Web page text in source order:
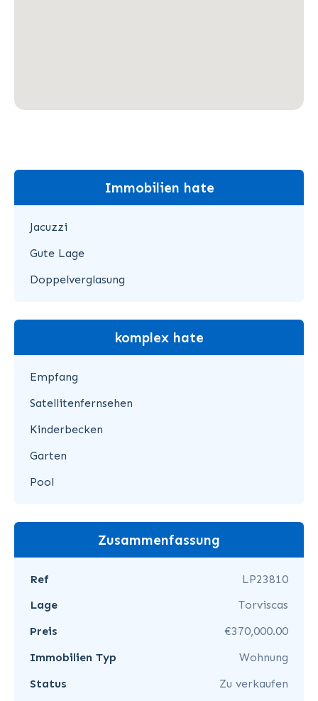
Immobilien hate
Jacuzzi
Gute Lage
Doppelverglasung
komplex hate
Empfang
Satellitenfernsehen
Kinderbecken
Garten
Pool
Zusammenfassung
Ref
LP23810
Lage
Torviscas
Preis
€370,000.00
Immobilien Typ
Wohnung
Status
Zu verkaufen